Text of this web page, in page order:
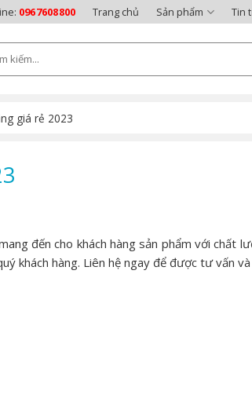
0967608800 Trang chủ Sản phẩm Tin
giá rẻ 2023
đến cho khách hàng sản phẩm với chất
khách hàng. Liên hệ ngay để được tư vấn